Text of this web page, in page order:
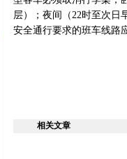
层）；夜间（22时至次日
安全通行要求的班车线路
相关文章